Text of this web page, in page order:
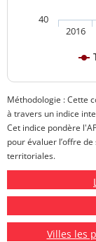
2016
40
Méthodologie : Cette
à travers un indice
Cet indice pondère
pour évaluer l’offre
territoriales.
Villes les